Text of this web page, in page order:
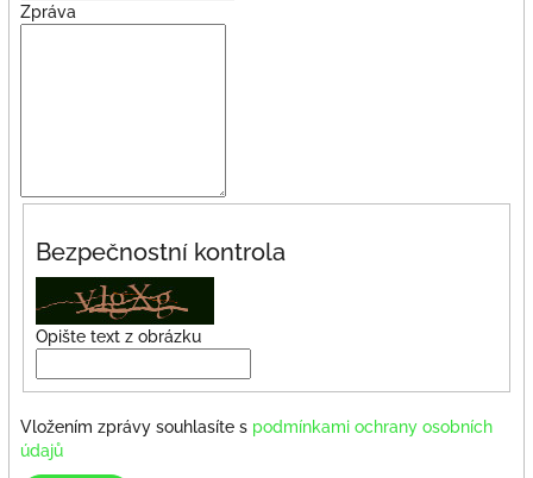
Zpráva
Bezpečnostní kontrola
Opište text z obrázku
Vložením zprávy souhlasíte s podmínkami ochrany osobních
údajů